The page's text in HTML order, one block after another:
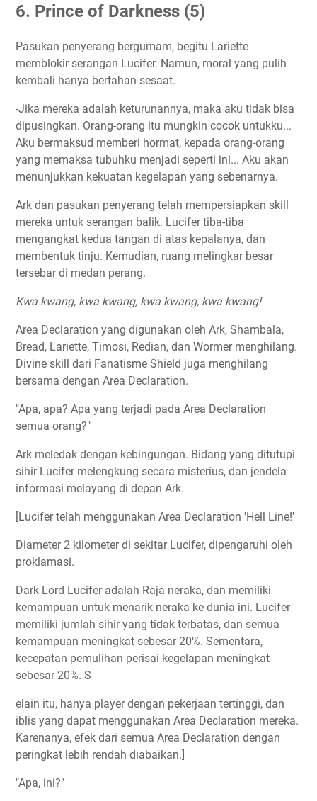
6. Prince of Darkness (5)
Pasukan penyerang bergumam, begitu Lariette
memblokir serangan Lucifer. Namun, moral yang pulih
kembali hanya bertahan sesaat.
-Jika mereka adalah keturunannya, maka aku tidak bisa
dipusingkan. Orang-orang itu mungkin cocok untukku...
Aku bermaksud memberi hormat, kepada orang-orang
yang memaksa tubuhku menjadi seperti ini... Aku akan
menunjukkan kekuatan kegelapan yang sebenarnya.
Ark dan pasukan penyerang telah mempersiapkan skill
mereka untuk serangan balik. Lucifer tiba-tiba
mengangkat kedua tangan di atas kepalanya, dan
membentuk tinju. Kemudian, ruang melingkar besar
tersebar di medan perang.
Kwa kwang, kwa kwang, kwa kwang, kwa kwang!
Area Declaration yang digunakan oleh Ark, Shambala,
Bread, Lariette, Timosi, Redian, dan Wormer menghilang.
Divine skill dari Fanatisme Shield juga menghilang
bersama dengan Area Declaration.
"Apa, apa? Apa yang terjadi pada Area Declaration
semua orang?"
Ark meledak dengan kebingungan. Bidang yang ditutupi
sihir Lucifer melengkung secara misterius, dan jendela
informasi melayang di depan Ark.
[Lucifer telah menggunakan Area Declaration 'Hell Line!'
Diameter 2 kilometer di sekitar Lucifer, dipengaruhi oleh
proklamasi.
Dark Lord Lucifer adalah Raja neraka, dan memiliki
kemampuan untuk menarik neraka ke dunia ini. Lucifer
memiliki jumlah sihir yang tidak terbatas, dan semua
kemampuan meningkat sebesar 20%. Sementara,
kecepatan pemulihan perisai kegelapan meningkat
sebesar 20%. S
elain itu, hanya player dengan pekerjaan tertinggi, dan
iblis yang dapat menggunakan Area Declaration mereka.
Karenanya, efek dari semua Area Declaration dengan
peringkat lebih rendah diabaikan.]
"Apa, ini?"